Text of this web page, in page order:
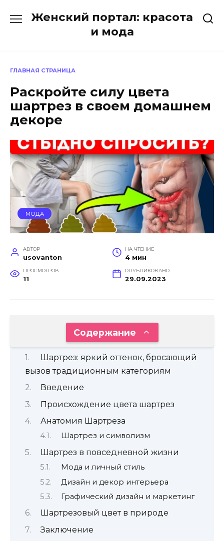
Женский портал: красота
и мода
ГЛАВНАЯ СТРАНИЦА
Раскройте силу цвета
шартрез в своем домашнем
декоре
МОДА
АВТОР
usovanton
НА ЧТЕНИЕ
4 мин
ПРОСМОТРОВ
11
ОПУБЛИКОВАНО
29.09.2023
Содержание
Шартрез: яркий оттенок, бросающий
вызов традиционным категориям
Введение
Происхождение цвета шартрез
Анатомия Шартреза
Шартрез и символизм
Шартрез в повседневной жизни
Мода и личный стиль
Дизайн и декор интерьера
Графический дизайн и маркетинг
Шартрезовый цвет в природе
Заключение